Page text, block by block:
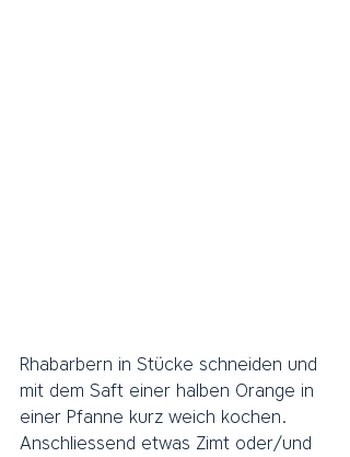
Rhabarbern in Stücke schneiden und
mit dem Saft einer halben Orange in
einer Pfanne kurz weich kochen.
Anschliessend etwas Zimt oder/und